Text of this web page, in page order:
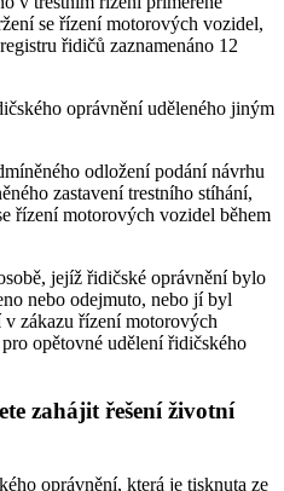
se řízení motorových vozidel,
řidičů zaznamenáno 12
oprávnění uděleného jiným
odložení podání návrhu
zastavení trestního stíhání,
řízení motorových vozidel během
jejíž řidičské oprávnění bylo
nebo odejmuto, nebo jí byl
zákazu řízení motorových
opětovné udělení řidičského
zahájit řešení životní
oprávnění, která je tisknuta ze